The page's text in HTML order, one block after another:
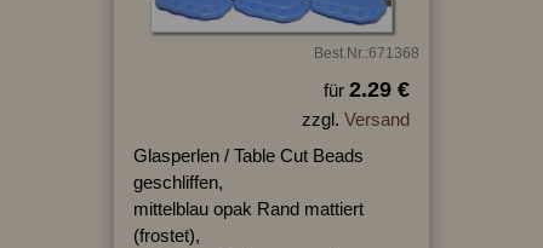
Best.Nr.:671368
für 2.29 €
zzgl. Versand
Glasperlen / Table Cut Beads
geschliffen,
mittelblau opak Rand mattiert
(frostet),